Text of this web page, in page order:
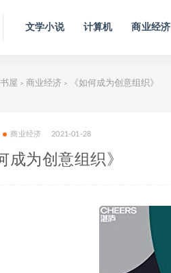
文学小说 计算机 商业经济
屋 > 商业经济 > 《如何成为创意组织》
商业经济 2021-01-28
成为创意组织》